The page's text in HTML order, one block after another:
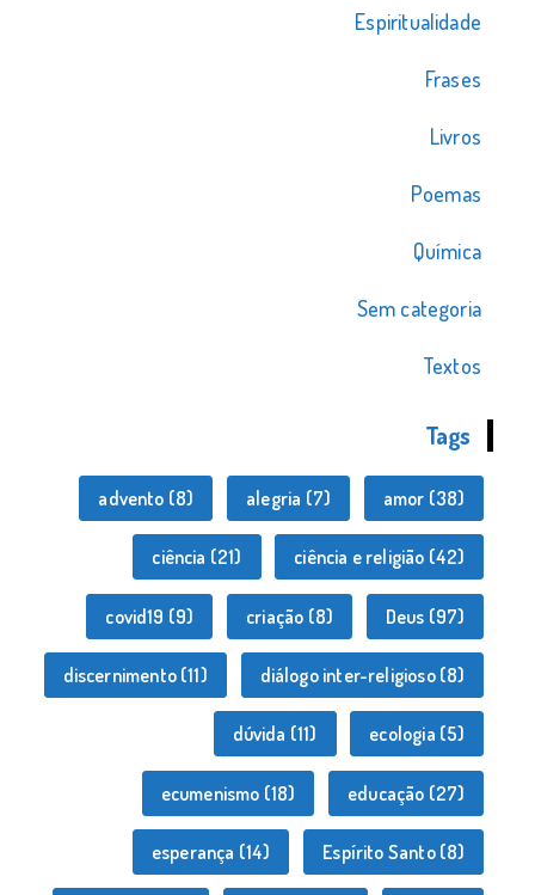
Espiritualidade
Frases
Livros
Poemas
Química
Sem categoria
Textos
Tags
advento (8) alegria (7) amor (38)
ciência (21) ciência e religião (42)
covid19 (9) criação (8) Deus (97)
discernimento(11) diálogo inter-religioso(8)
dúvida (11) ecologia (5)
ecumenismo (18) educação (27)
esperança (14) Espírito Santo(8)